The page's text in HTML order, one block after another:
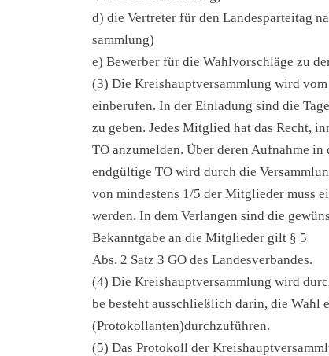
d) die Ver­tre­ter für den Lan­des­par­tei­tag
samm­lung)
e) Bewer­ber für die Wahl­vor­schlä­ge zu
(3) Die Kreis­haupt­ver­samm­lung wird
ein­be­ru­fen. In der Ein­la­dung sind die
zu geben. Jedes Mit­glied hat das Recht,
TO anzu­mel­den. Über deren Auf­nah­me in
end­gül­ti­ge TO wird durch die
von min­des­tens 1/5 der Mit­glie­der muss
wer­den. In dem Ver­lan­gen sind die
Bekannt­ga­be an die Mit­glie­der gilt § 5
Abs. 2 Satz 3 GO des Lan­des­ver­ban­des.
(4) Die Kreis­haupt­ver­samm­lung wird
be besteht aus­schließ­lich dar­in, die Wahl
(Protokollanten)durchzuführen.
(5) Das Pro­to­koll der